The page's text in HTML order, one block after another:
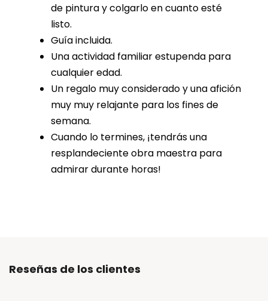
de pintura y colgarlo en cuanto esté
listo.
Guía incluida.
Una actividad familiar estupenda para
cualquier edad.
Un regalo muy considerado y una afición
muy muy relajante para los fines de
semana.
Cuando lo termines, ¡tendrás una
resplandeciente obra maestra para
admirar durante horas!
Reseñas de los clientes